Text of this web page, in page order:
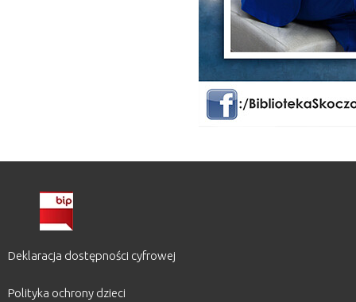
Polityka ochrony dzieci
Deklaracja dostępności cyfrowej